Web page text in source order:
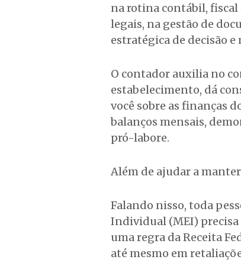
na rotina contábil,
legais, na gestão de
estratégica de decisão e
O contador auxilia no
estabelecimento, dá
você sobre as finanças
balanços mensais,
pró-labore.
Além de ajudar a
Falando nisso, toda
Individual (MEI) precisa
uma regra da Receita
até mesmo em